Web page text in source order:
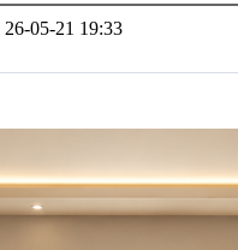
26-05-21 19:33